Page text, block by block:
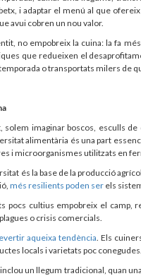
i adaptar el menú al que
avui cobren un nou valor.
no empobreix la cuina: la fa
que redueixen el
o transportats milers de
solem imaginar boscos, esculls
alimentària és una part
i microorganismes utilitzats en
és la base de la producció
més resilients poden ser els
pocs cultius empobreix el camp,
o crisis comercials.
aqueixa tendència . Els
locals i varietats poc conegudes.
un llegum tradicional, quan